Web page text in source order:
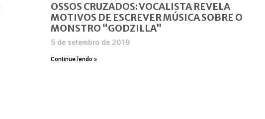
OSSOS CRUZADOS: VOCALISTA REVELA
MOTIVOS DE ESCREVER MÚSICA SOBRE O
MONSTRO “GODZILLA”
5 de setembro de 2019
Continue lendo »